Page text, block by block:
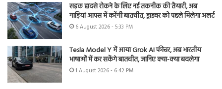
सड़क हादसे रोकने के लिए नई तकनीक की तैयारी, अब
गाड़ियां आपस में करेंगी बातचीत, ड्राइवर को पहले मिलेगा अलर्ट
6 August 2026 - 5:33 PM
Tesla Model Y में आया Grok AI फीचर, अब भारतीय
भाषाओं में कर सकेंगे बातचीत, जानिए क्या-क्या बदलेगा
1 August 2026 - 6:42 PM